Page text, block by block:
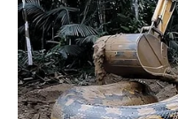
ดวงรายวัน 19 สิงหาคม 2565
19 ส.ค. 2022